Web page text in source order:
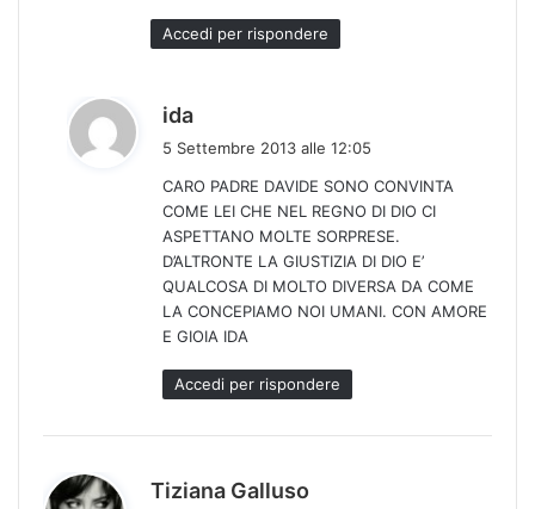
Accedi per rispondere
ida
e
t
t
:
5 Settembre 2013 alle 12:05
CARO PADRE DAVIDE SONO CONVINTA
COME LEI CHE NEL REGNO DI DIO CI
ASPETTANO MOLTE SORPRESE.
D’ALTRONTE LA GIUSTIZIA DI DIO E’
QUALCOSA DI MOLTO DIVERSA DA COME
LA CONCEPIAMO NOI UMANI. CON AMORE
E GIOIA IDA
Accedi per rispondere
Tiziana Galluso